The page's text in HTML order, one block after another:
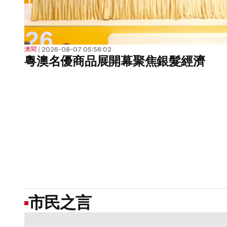
澳聞 ❘ 2026-08-07 05:56:02
粵澳名優商品展開幕聚焦銀髮經濟
市民之言